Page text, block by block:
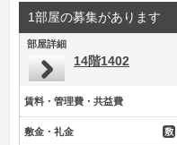
1部屋の募集があります
部屋詳細
14階1402
賃料・管理費・共益費
敷金・礼金